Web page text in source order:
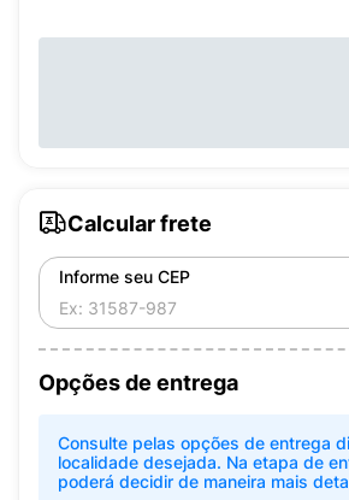
Calcular frete
Informe seu CEP
Opções de entrega
Consulte pelas opções de entrega
localidade desejada. Na etapa de
poderá decidir de maneira mais